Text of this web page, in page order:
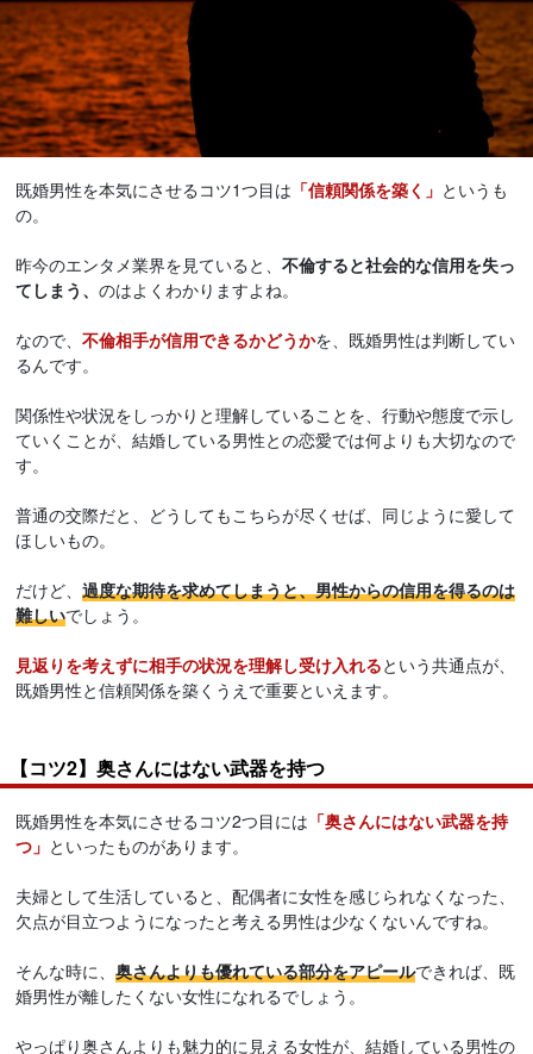
既婚男性を本気にさせるコツ1つ目は 「信頼関係を築く」 というも
の。
昨今のエンタメ業界を見ていると、不倫すると社会的な信用を失っ
てしまう、のはよくわかりますよね。
なので、不倫相手が信用できるかどうかを、既婚男性は判断してい
るんです。
関係性や状況をしっかりと理解していることを、行動や態度で示し
ていくことが、結婚している男性との恋愛では何よりも大切なので
す。
普通の交際だと、どうしてもこちらが尽くせば、同じように愛して
ほしいもの。
だけど、過度な期待を求めてしまうと、男性からの信用を得るのは
難しいでしょう。
見返りを考えずに相手の状況を理解し受け入れるという共通点が、
既婚男性と信頼関係を築くうえで重要といえます。
【コツ2】奥さんにはない武器を持つ
既婚男性を本気にさせるコツ2つ目には 「奥さんにはない武器を持
つ」 といったものがあります。
夫婦として生活していると、配偶者に女性を感じられなくなった、
欠点が目立つようになったと考える男性は少なくないんですね。
そんな時に、奥さんよりも優れている部分をアピールできれば、既
婚男性が離したくない女性になれるでしょう。
やっぱり奥さんよりも魅力的に見える女性が、結婚している男性の